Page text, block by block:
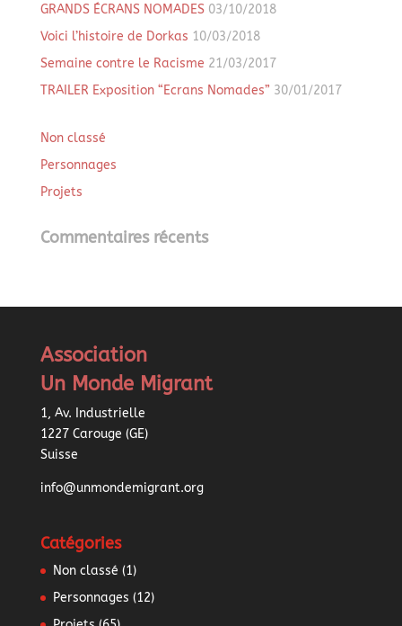
GRANDS ÉCRANS NOMADES 03/10/2018
Voici l’histoire de Dorkas 10/03/2018
Semaine contre le Racisme 21/03/2017
TRAILER Exposition “Ecrans Nomades” 30/01/2017
Non classé
Personnages
Projets
Commentaires récents
Association
Un Monde Migrant
1, Av. Industrielle
1227 Carouge (GE)
Suisse
info@unmondemigrant.org
Catégories
Non classé (1)
Personnages (12)